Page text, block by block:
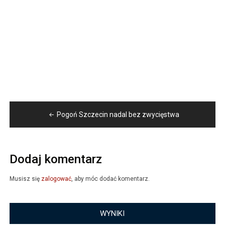
Nawigacja
wpisu
Pogoń Szczecin nadal bez zwycięstwa
Dodaj komentarz
Musisz się zalogować, aby móc dodać komentarz.
WYNIKI